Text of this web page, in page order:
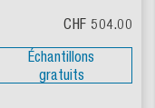
CHF 504.00
Échantillons
gratuits